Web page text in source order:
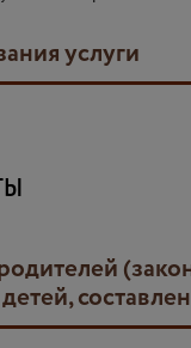
услуги